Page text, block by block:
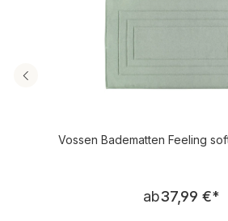
Vossen Badematten Feeling
ab37,99 €*